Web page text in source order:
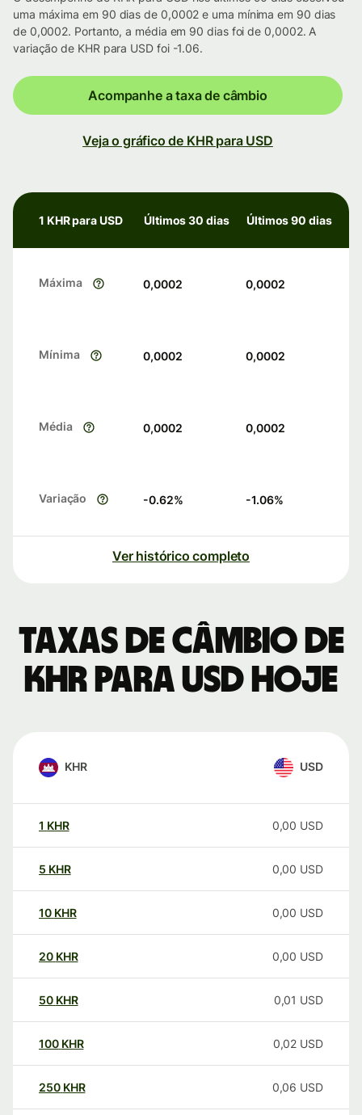
uma máxima em 90 dias de 0,0002 e uma mínima em 90 dias
de 0,0002. Portanto, a média em 90 dias foi de 0,0002. A
variação de KHR para USD foi -1.06.
Acompanhe a taxa de câmbio
Veja o gráfico de KHR para USD
1 KHR para USD Últimos 30 dias Últimos 90 dias
Máxima 0,0002 0,0002
Mínima 0,0002 0,0002
Média 0,0002 0,0002
Variação -0.62% -1.06%
Ver histórico completo
Taxas de câmbio de
KHR para USD hoje
KHR USD
1 KHR 0,00 USD
5 KHR 0,00 USD
10 KHR 0,00 USD
20 KHR 0,00 USD
50 KHR 0,01 USD
100 KHR 0,02 USD
250 KHR 0,06 USD